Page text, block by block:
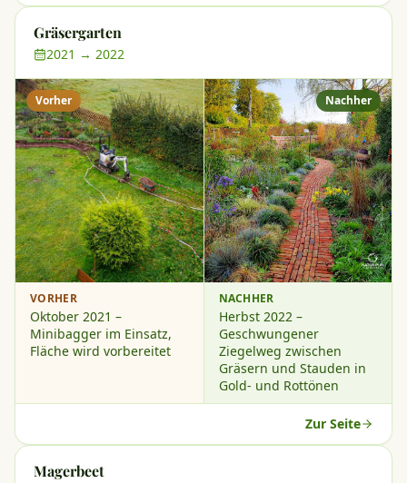
Gräsergarten
2021 → 2022
Vorher Nachher
VORHER
Oktober 2021 –
Minibagger im Einsatz,
Fläche wird vorbereitet
NACHHER
Herbst 2022 –
Geschwungener
Ziegelweg zwischen
Gräsern und Stauden in
Gold- und Rottönen
Zur Seite
Magerbeet